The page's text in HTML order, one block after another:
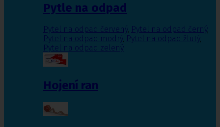
Pytle na odpad
Pytel na odpad červený, Pytel na odpad černý,
Pytel na odpad modrý, Pytel na odpad žlutý,
Pytel na odpad zelený
Hojení ran